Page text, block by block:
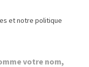
et notre politique
votre nom,